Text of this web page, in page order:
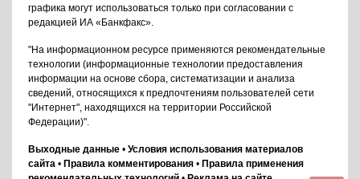
графика могут использоваться только при согласовании с
редакцией ИА «Банкфакс».
"На информационном ресурсе применяются рекомендательные
технологии (информационные технологии предоставления
информации на основе сбора, систематизации и анализа
сведений, относящихся к предпочтениям пользователей сети
"Интернет", находящихся на территории Российской
Федерации)".
Выходные данные • Условия использования материалов
сайта • Правила комментирования • Правила применения